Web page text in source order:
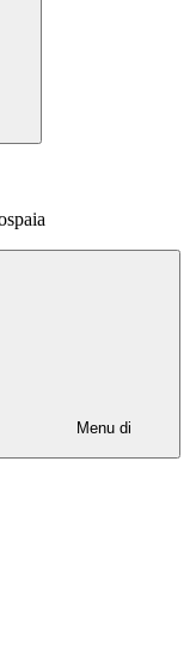
Menu di